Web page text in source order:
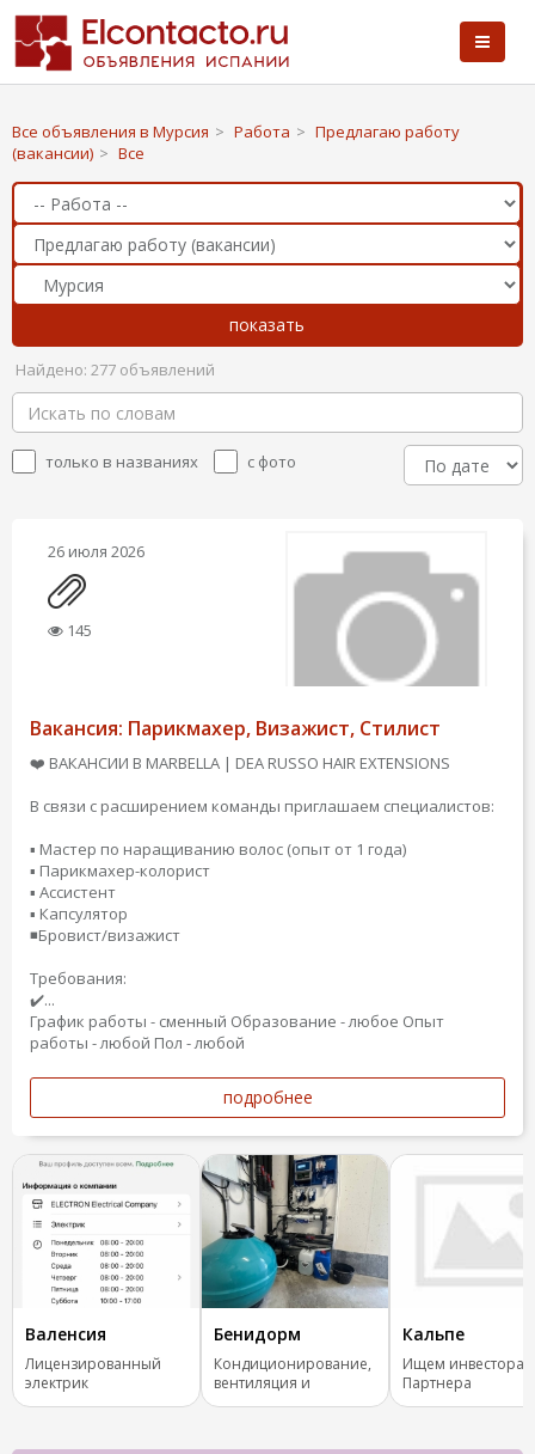
Все объявления в Мурсия > Работа > Предлагаю работу
(вакансии) > Все
Найдено: 277 объявлений
только в названиях с фото
26 июля 2026
145
Вакансия: Парикмахер, Визажист, Стилист
❤️ ВАКАНСИИ В MARBELLA | DEA RUSSO HAIR EXTENSIONS
В связи с расширением команды приглашаем специалистов:
▪️ Мастер по наращиванию волос (опыт от 1 года)
▪️ Парикмахер-колорист
▪️ Ассистент
▪️ Капсулятор
◾️Бровист/визажист
Требования:
✔️...
График работы - сменный Образование - любое Опыт
работы - любой Пол - любой
подробнее
Валенсия
Лицензированный
электрик
Бенидорм
Кондиционирование,
вентиляция и
отопление.
Кальпе
Ищем инвестора
Партнера